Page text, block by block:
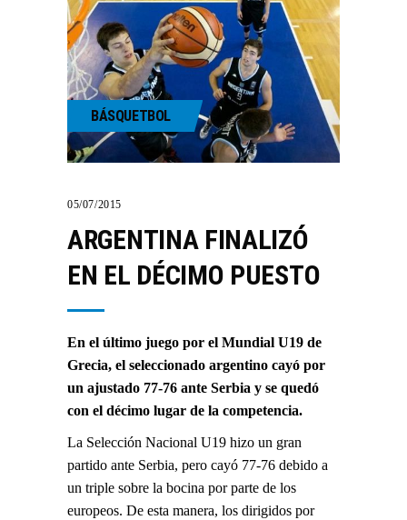
BÁSQUETBOL
05/07/2015
ARGENTINA FINALIZÓ
EN EL DÉCIMO PUESTO
En el último juego por el Mundial U19 de
Grecia, el seleccionado argentino cayó por
un ajustado 77-76 ante Serbia y se quedó
con el décimo lugar de la competencia.
La Selección Nacional U19 hizo un gran
partido ante Serbia, pero cayó 77-76 debido a
un triple sobre la bocina por parte de los
europeos. De esta manera, los dirigidos por